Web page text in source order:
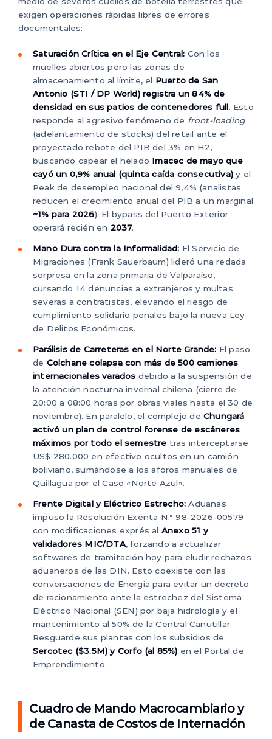
exigen operaciones rápidas libres de errores
documentales:
Saturación Crítica en el Eje Central: Con los
muelles abiertos pero las zonas de
almacenamiento al límite, el Puerto de San
Antonio (STI / DP World) registra un 84% de
densidad en sus patios de contenedores full. Esto
responde al agresivo fenómeno de front-loading
(adelantamiento de stocks) del retail ante el
proyectado rebote del PIB del 3% en H2,
buscando capear el helado Imacec de mayo que
cayó un 0,9% anual (quinta caída consecutiva) y el
Peak de desempleo nacional del 9,4% (analistas
reducen el crecimiento anual del PIB a un marginal
~1% para 2026). El bypass del Puerto Exterior
operará recién en 2037.
Mano Dura contra la Informalidad: El Servicio de
Migraciones (Frank Sauerbaum) lideró una redada
sorpresa en la zona primaria de Valparaíso,
cursando 14 denuncias a extranjeros y multas
severas a contratistas, elevando el riesgo de
cumplimiento solidario penales bajo la nueva Ley
de Delitos Económicos.
Parálisis de Carreteras en el Norte Grande: El paso
de Colchane colapsa con más de 500 camiones
internacionales varados debido a la suspensión de
la atención nocturna invernal chilena (cierre de
20:00 a 08:00 horas por obras viales hasta el 30 de
noviembre). En paralelo, el complejo de Chungará
activó un plan de control forense de escáneres
máximos por todo el semestre tras interceptarse
US$ 280.000 en efectivo ocultos en un camión
boliviano, sumándose a los aforos manuales de
Quillagua por el Caso «Norte Azul».
Frente Digital y Eléctrico Estrecho: Aduanas
impuso la Resolución Exenta N.° 98-2026-00579
con modificaciones exprés al Anexo 51 y
validadores MIC/DTA, forzando a actualizar
softwares de tramitación hoy para eludir rechazos
aduaneros de las DIN. Esto coexiste con las
conversaciones de Energía para evitar un decreto
de racionamiento ante la estrechez del Sistema
Eléctrico Nacional (SEN) por baja hidrología y el
mantenimiento al 50% de la Central Canutillar.
Resguarde sus plantas con los subsidios de
Sercotec ($3.5M) y Corfo (al 85%) en el Portal de
Emprendimiento.
Cuadro de Mando Macrocambiario y
de Canasta de Costos de Internación